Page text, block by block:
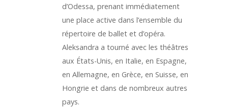
d’Odessa, prenant immédiatement
une place active dans l’ensemble du
répertoire de ballet et d’opéra.
Aleksandra a tourné avec les théâtres
aux États-Unis, en Italie, en Espagne,
en Allemagne, en Grèce, en Suisse, en
Hongrie et dans de nombreux autres
pays.